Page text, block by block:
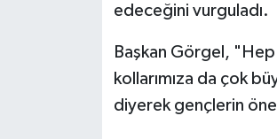
edeceğini vurguladı.
Başkan Görgel,
kollarımıza da çok
diyerek gençlerin